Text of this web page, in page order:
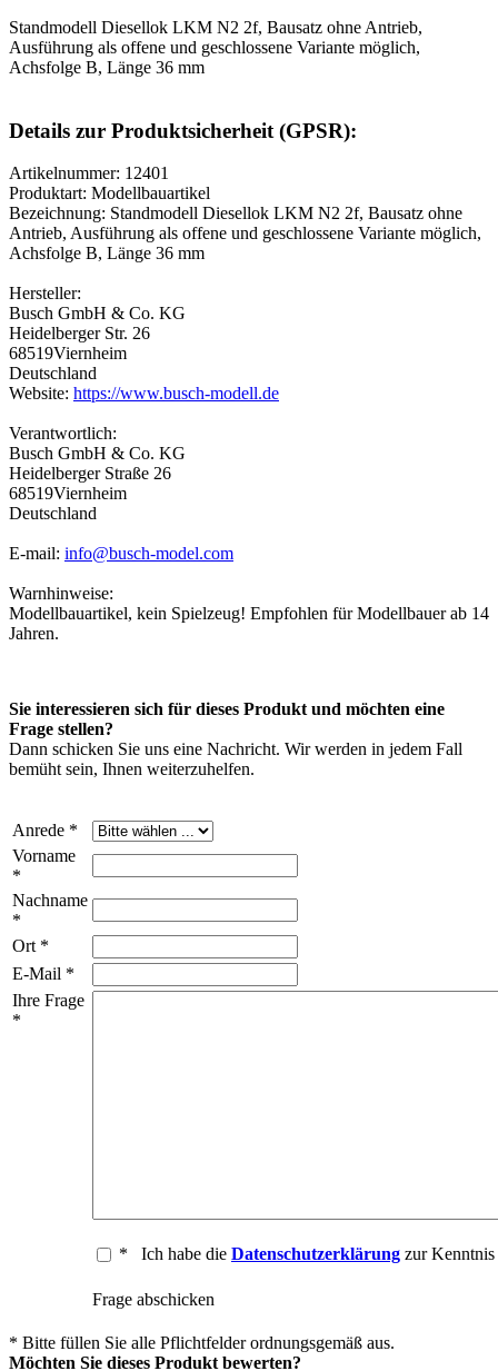
Standmodell Diesellok LKM N2 2f, Bausatz ohne Antrieb,
Ausführung als offene und geschlossene Variante möglich,
Achsfolge B, Länge 36 mm
Details zur Produktsicherheit (GPSR):
Artikelnummer: 12401
Produktart: Modellbauartikel
Bezeichnung: Standmodell Diesellok LKM N2 2f, Bausatz ohne
Antrieb, Ausführung als offene und geschlossene Variante möglich,
Achsfolge B, Länge 36 mm
Hersteller:
Busch GmbH & Co. KG
Heidelberger Str. 26
68519Viernheim
Deutschland
Website: https://www.busch-modell.de
Verantwortlich:
Busch GmbH & Co. KG
Heidelberger Straße 26
68519Viernheim
Deutschland
E-mail: info@busch-model.com
Warnhinweise:
Modellbauartikel, kein Spielzeug! Empfohlen für Modellbauer ab 14
Jahren.
Sie interessieren sich für dieses Produkt und möchten eine
Frage stellen?
Dann schicken Sie uns eine Nachricht. Wir werden in jedem Fall
bemüht sein, Ihnen weiterzuhelfen.
Anrede *
Vorname
*
Nachname
*
Ort *
E-Mail *
Ihre Frage
*
* Ich habe die Datenschutzerklärung zur Kenntnis
Frage abschicken
* Bitte füllen Sie alle Pflichtfelder ordnungsgemäß aus.
Möchten Sie dieses Produkt bewerten?